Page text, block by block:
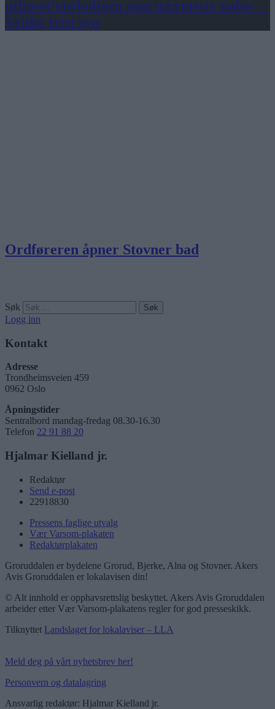
uthuset/eneboligen som nærmeste nabo: –
Veldig trist syn
Ordføreren åpner Stovner bad
Søk
Logg inn
Kontakt
Adresse
Trondheimsveien 459
0962 Oslo
Åpningstider
Sentralbord mandag-fredag 08.30-16.30
Telefon 22 91 88 20
Hjalmar Kielland jr.
Redaktør
Send e-post
22918830
Pressens faglige utvalg
Vær Varsom-plakaten
Redaktørplakaten
Groruddalen er bydelene Grorud, Bjerke, Alna og Stovner. Akers
Avis Groruddalen er lokalavisen din!
© Alt innhold er opphavsrettslig beskyttet. Akers Avis Groruddalen
arbeider etter Vær Varsom-plakatens regler for god presseskikk.
Tilknyttet Landslaget for lokalaviser – LLA
Meld deg på vårt nyhetsbrev her!
Personvern og datalagring
Ansvarlig redaktør: Hjalmar Kielland jr.